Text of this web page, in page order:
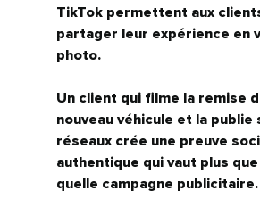
TikTok permettent aux
partager leur expérience en
photo.
Un client qui filme la remise
nouveau véhicule et la publie
réseaux crée une preuve
authentique qui vaut plus
quelle campagne publicitaire.